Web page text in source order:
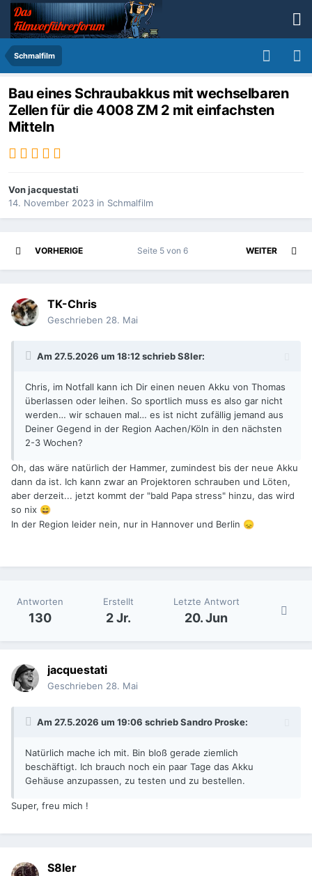
Schmalfilm
Bau eines Schraubakkus mit wechselbaren
Zellen für die 4008 ZM 2 mit einfachsten
Mitteln
Vonjacquestati
14. November 2023 in Schmalfilm
VORHERIGE WEITER
Seite 5 von 6
TK-Chris
Geschrieben 28. Mai
Am 27.5.2026 um 18:12 schriebS8ler:
Chris, im Notfall kann ich Dir einen neuen Akku von Thomas
überlassen oder leihen. So sportlich muss es also gar nicht
werden… wir schauen mal… es ist nicht zufällig jemand aus
Deiner Gegend in der Region Aachen/Köln in den nächsten
2-3 Wochen?
Oh, das wäre natürlich der Hammer, zumindest bis der neue Akku
dann da ist. Ich kann zwar an Projektoren schrauben und Löten,
aber derzeit... jetzt kommt der "bald Papa stress" hinzu, das wird
so nix 😄
In der Region leider nein, nur in Hannover und Berlin 😞
Antworten
130
Erstellt
2 Jr.
Letzte Antwort
20. Jun
jacquestati
Geschrieben 28. Mai
Am 27.5.2026 um 19:06 schriebSandro Proske:
Natürlich mache ich mit. Bin bloß gerade ziemlich
beschäftigt. Ich brauch noch ein paar Tage das Akku
Gehäuse anzupassen, zu testen und zu bestellen.
Super, freu mich !
S8ler